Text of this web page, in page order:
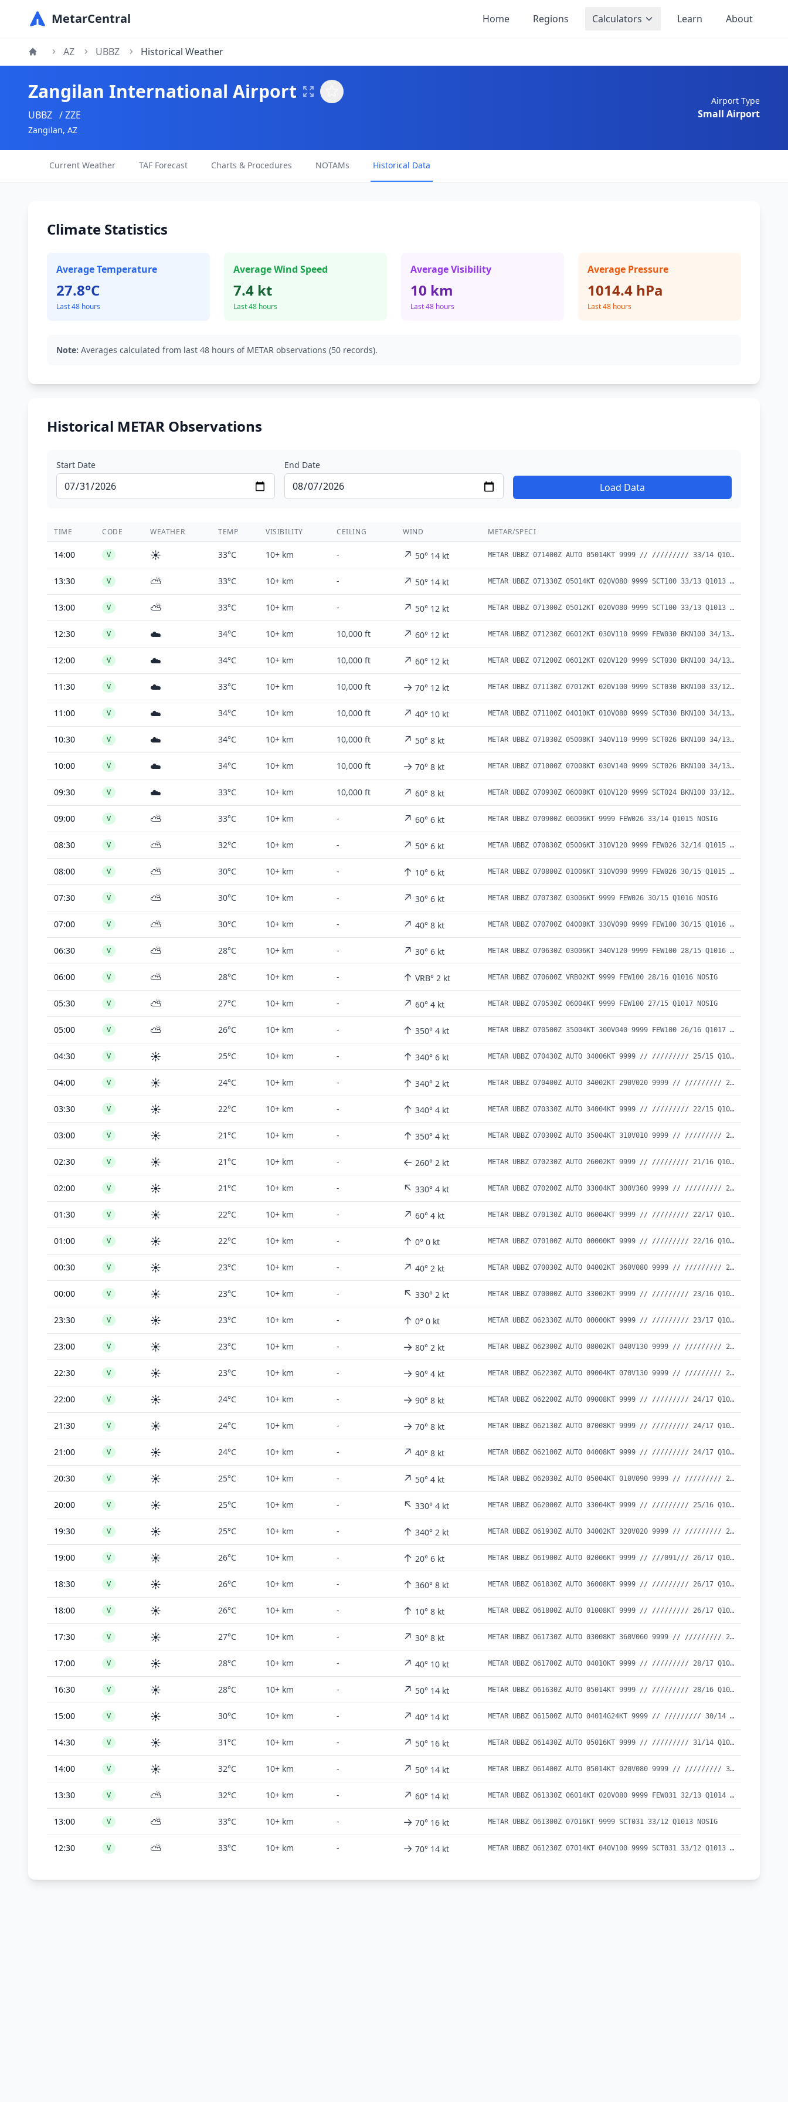
MetarCentral Home Regions Calculators Learn About
AZ UBBZ Historical Weather
Zangilan International Airport
UBBZ / ZZE
Zangilan, AZ
Airport Type
Small Airport
Current Weather TAF Forecast Charts & Procedures NOTAMs Historical Data
Climate Statistics
Average Temperature
27.8°C
Last 48 hours
Average Wind Speed
7.4 kt
Last 48 hours
Average Visibility
10 km
Last 48 hours
Average Pressure
1014.4 hPa
Last 48 hours
Note: Averages calculated from last 48 hours of METAR observations (50 records).
Historical METAR Observations
Start Date End Date
Load Data
TIME CODE WEATHER TEMP VISIBILITY CEILING WIND METAR/SPECI
14:00 V ☀️ 33°C 10+ km - ↗ 50° 14 kt METAR UBBZ 071400Z AUTO 05014KT 9999 // ///////// 33/14 Q1013
13:30 V ⛅ 33°C 10+ km - ↗ 50° 14 kt METAR UBBZ 071330Z 05014KT 020V080 9999 SCT100 33/13 Q1013 NOSIG
13:00 V ⛅ 33°C 10+ km - ↗ 50° 12 kt METAR UBBZ 071300Z 05012KT 020V080 9999 SCT100 33/13 Q1013 NOSIG
12:30 V ☁️ 34°C 10+ km 10,000 ft ↗ 60° 12 kt METAR UBBZ 071230Z 06012KT 030V110 9999 FEW030 BKN100 34/13 Q1013 NOSIG
12:00 V ☁️ 34°C 10+ km 10,000 ft ↗ 60° 12 kt METAR UBBZ 071200Z 06012KT 020V120 9999 SCT030 BKN100 34/13 Q1013 NOSIG
11:30 V ☁️ 33°C 10+ km 10,000 ft → 70° 12 kt METAR UBBZ 071130Z 07012KT 020V100 9999 SCT030 BKN100 33/12 Q1013 NOSIG
11:00 V ☁️ 34°C 10+ km 10,000 ft ↗ 40° 10 kt METAR UBBZ 071100Z 04010KT 010V080 9999 SCT030 BKN100 34/13 Q1013 NOSIG
10:30 V ☁️ 34°C 10+ km 10,000 ft ↗ 50° 8 kt METAR UBBZ 071030Z 05008KT 340V110 9999 SCT026 BKN100 34/13 Q1014 NOSIG
10:00 V ☁️ 34°C 10+ km 10,000 ft → 70° 8 kt METAR UBBZ 071000Z 07008KT 030V140 9999 SCT026 BKN100 34/13 Q1014 NOSIG
09:30 V ☁️ 33°C 10+ km 10,000 ft ↗ 60° 8 kt METAR UBBZ 070930Z 06008KT 010V120 9999 SCT024 BKN100 33/12 Q1014 NOSIG
09:00 V ⛅ 33°C 10+ km - ↗ 60° 6 kt METAR UBBZ 070900Z 06006KT 9999 FEW026 33/14 Q1015 NOSIG
08:30 V ⛅ 32°C 10+ km - ↗ 50° 6 kt METAR UBBZ 070830Z 05006KT 310V120 9999 FEW026 32/14 Q1015 NOSIG
08:00 V ⛅ 30°C 10+ km - ↑ 10° 6 kt METAR UBBZ 070800Z 01006KT 310V090 9999 FEW026 30/15 Q1015 NOSIG
07:30 V ⛅ 30°C 10+ km - ↗ 30° 6 kt METAR UBBZ 070730Z 03006KT 9999 FEW026 30/15 Q1016 NOSIG
07:00 V ⛅ 30°C 10+ km - ↗ 40° 8 kt METAR UBBZ 070700Z 04008KT 330V090 9999 FEW100 30/15 Q1016 NOSIG
06:30 V ⛅ 28°C 10+ km - ↗ 30° 6 kt METAR UBBZ 070630Z 03006KT 340V120 9999 FEW100 28/15 Q1016 NOSIG
06:00 V ⛅ 28°C 10+ km - ↑ VRB° 2 kt METAR UBBZ 070600Z VRB02KT 9999 FEW100 28/16 Q1016 NOSIG
05:30 V ⛅ 27°C 10+ km - ↗ 60° 4 kt METAR UBBZ 070530Z 06004KT 9999 FEW100 27/15 Q1017 NOSIG
05:00 V ⛅ 26°C 10+ km - ↑ 350° 4 kt METAR UBBZ 070500Z 35004KT 300V040 9999 FEW100 26/16 Q1017 NOSIG
04:30 V ☀️ 25°C 10+ km - ↑ 340° 6 kt METAR UBBZ 070430Z AUTO 34006KT 9999 // ///////// 25/15 Q1017
04:00 V ☀️ 24°C 10+ km - ↑ 340° 2 kt METAR UBBZ 070400Z AUTO 34002KT 290V020 9999 // ///////// 24/16 Q1017
03:30 V ☀️ 22°C 10+ km - ↑ 340° 4 kt METAR UBBZ 070330Z AUTO 34004KT 9999 // ///////// 22/15 Q1017
03:00 V ☀️ 21°C 10+ km - ↑ 350° 4 kt METAR UBBZ 070300Z AUTO 35004KT 310V010 9999 // ///////// 21/16 Q1017
02:30 V ☀️ 21°C 10+ km - ← 260° 2 kt METAR UBBZ 070230Z AUTO 26002KT 9999 // ///////// 21/16 Q1016
02:00 V ☀️ 21°C 10+ km - ↖ 330° 4 kt METAR UBBZ 070200Z AUTO 33004KT 300V360 9999 // ///////// 21/16 Q1016
01:30 V ☀️ 22°C 10+ km - ↗ 60° 4 kt METAR UBBZ 070130Z AUTO 06004KT 9999 // ///////// 22/17 Q1016
01:00 V ☀️ 22°C 10+ km - ↑ 0° 0 kt METAR UBBZ 070100Z AUTO 00000KT 9999 // ///////// 22/16 Q1016
00:30 V ☀️ 23°C 10+ km - ↗ 40° 2 kt METAR UBBZ 070030Z AUTO 04002KT 360V080 9999 // ///////// 23/16 Q1016
00:00 V ☀️ 23°C 10+ km - ↖ 330° 2 kt METAR UBBZ 070000Z AUTO 33002KT 9999 // ///////// 23/16 Q1016
23:30 V ☀️ 23°C 10+ km - ↑ 0° 0 kt METAR UBBZ 062330Z AUTO 00000KT 9999 // ///////// 23/17 Q1016
23:00 V ☀️ 23°C 10+ km - → 80° 2 kt METAR UBBZ 062300Z AUTO 08002KT 040V130 9999 // ///////// 23/16 Q1016
22:30 V ☀️ 23°C 10+ km - → 90° 4 kt METAR UBBZ 062230Z AUTO 09004KT 070V130 9999 // ///////// 23/17 Q1016
22:00 V ☀️ 24°C 10+ km - → 90° 8 kt METAR UBBZ 062200Z AUTO 09008KT 9999 // ///////// 24/17 Q1016
21:30 V ☀️ 24°C 10+ km - → 70° 8 kt METAR UBBZ 062130Z AUTO 07008KT 9999 // ///////// 24/17 Q1016
21:00 V ☀️ 24°C 10+ km - ↗ 40° 8 kt METAR UBBZ 062100Z AUTO 04008KT 9999 // ///////// 24/17 Q1016
20:30 V ☀️ 25°C 10+ km - ↗ 50° 4 kt METAR UBBZ 062030Z AUTO 05004KT 010V090 9999 // ///////// 25/16 Q1016
20:00 V ☀️ 25°C 10+ km - ↖ 330° 4 kt METAR UBBZ 062000Z AUTO 33004KT 9999 // ///////// 25/16 Q1016
19:30 V ☀️ 25°C 10+ km - ↑ 340° 2 kt METAR UBBZ 061930Z AUTO 34002KT 320V020 9999 // ///////// 25/17 Q1016
19:00 V ☀️ 26°C 10+ km - ↑ 20° 6 kt METAR UBBZ 061900Z AUTO 02006KT 9999 // ///091/// 26/17 Q1016
18:30 V ☀️ 26°C 10+ km - ↑ 360° 8 kt METAR UBBZ 061830Z AUTO 36008KT 9999 // ///////// 26/17 Q1016
18:00 V ☀️ 26°C 10+ km - ↑ 10° 8 kt METAR UBBZ 061800Z AUTO 01008KT 9999 // ///////// 26/17 Q1016
17:30 V ☀️ 27°C 10+ km - ↗ 30° 8 kt METAR UBBZ 061730Z AUTO 03008KT 360V060 9999 // ///////// 27/17 Q1015
17:00 V ☀️ 28°C 10+ km - ↗ 40° 10 kt METAR UBBZ 061700Z AUTO 04010KT 9999 // ///////// 28/17 Q1015
16:30 V ☀️ 28°C 10+ km - ↗ 50° 14 kt METAR UBBZ 061630Z AUTO 05014KT 9999 // ///////// 28/16 Q1015
15:00 V ☀️ 30°C 10+ km - ↗ 40° 14 kt METAR UBBZ 061500Z AUTO 04014G24KT 9999 // ///////// 30/14 Q1014
14:30 V ☀️ 31°C 10+ km - ↗ 50° 16 kt METAR UBBZ 061430Z AUTO 05016KT 9999 // ///////// 31/14 Q1013
14:00 V ☀️ 32°C 10+ km - ↗ 50° 14 kt METAR UBBZ 061400Z AUTO 05014KT 020V080 9999 // ///////// 32/13 Q1014
13:30 V ⛅ 32°C 10+ km - ↗ 60° 14 kt METAR UBBZ 061330Z 06014KT 020V080 9999 FEW031 32/13 Q1014 NOSIG
13:00 V ⛅ 33°C 10+ km - → 70° 16 kt METAR UBBZ 061300Z 07016KT 9999 SCT031 33/12 Q1013 NOSIG
12:30 V ⛅ 33°C 10+ km - → 70° 14 kt METAR UBBZ 061230Z 07014KT 040V100 9999 SCT031 33/12 Q1013 NOSIG